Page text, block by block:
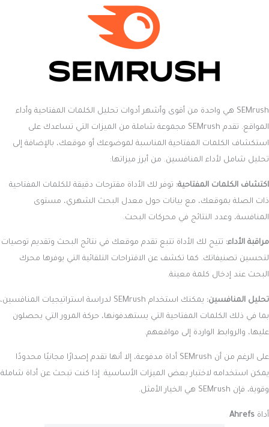
SEMrush هي واحدة من أقوى وأشهر أدوات تحليل الكلمات المفتاحية وأداء
المواقع. تقدم SEMrush مجموعة شاملة من الميزات التي تساعدك على
استكشاف الكلمات المفتاحية المناسبة لموضوعك أو موقعك، بالإضافة إلى
تحليل شامل لأداء المنافسين. من أبرز ميزاتها:
اكتشاف الكلمات المفتاحية: توفر لك الأداة مقترحات دقيقة للكلمات المفتاحية
ذات الصلة بموقعك، مع بيانات حول معدل البحث الشهري، مستوى
المنافسة، وعدد النتائج في محركات البحث.
مراقبة الأداء: تتيح لك الأداة تتبع تقدم موقعك في نتائج البحث وتقديم توصيات
لتحسين تصنيفاتك. كما تكشف عن الاقتراحات التلقائية التي يوفرها محرك
البحث عند إدخال كلمة معينة.
تحليل المنافسين:
يمكنك استخدام SEMrush لدراسة استراتيجيات المنافسين،
بما في ذلك الكلمات المفتاحية التي يستهدفونها، حركة المرور التي يحصلون
عليها، والروابط الواردة إلى مواقعهم.
على الرغم من أن SEMrush أداة مدفوعة، إلا أنها تقدم إصدارًا مجانيًا محدودًا
يمكن استخدامه لاختبار بعض الميزات الأساسية. إذا كنت تبحث عن أداة شاملة
وقوية، فإن SEMrush هي الخيار الأمثل.
أداة Ahrefs